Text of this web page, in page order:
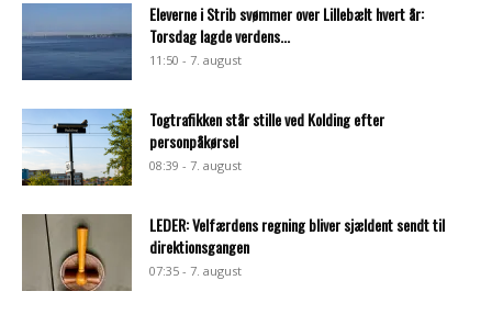
Eleverne i Strib svømmer over Lillebælt hvert år:
Torsdag lagde verdens...
11:50 - 7. august
Togtrafikken står stille ved Kolding efter
personpåkørsel
08:39 - 7. august
LEDER: Velfærdens regning bliver sjældent sendt til
direktionsgangen
07:35 - 7. august